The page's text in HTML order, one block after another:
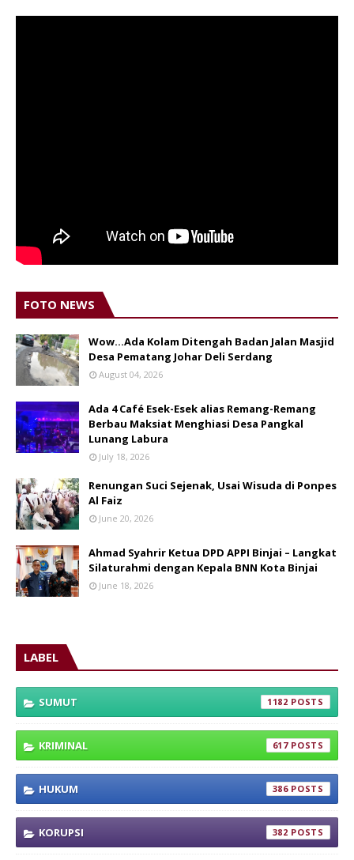
FOTO NEWS
Wow...Ada Kolam Ditengah Badan Jalan Masjid
Desa Pematang Johar Deli Serdang
August 04, 2026
Ada 4 Café Esek-Esek alias Remang-Remang
Berbau Maksiat Menghiasi Desa Pangkal
Lunang Labura
July 18, 2026
Renungan Suci Sejenak, Usai Wisuda di Ponpes
Al Faiz
June 20, 2026
Ahmad Syahrir Ketua DPD APPI Binjai – Langkat
Silaturahmi dengan Kepala BNN Kota Binjai
June 18, 2026
LABEL
SUMUT 1182
KRIMINAL 617
HUKUM 386
KORUPSI 382